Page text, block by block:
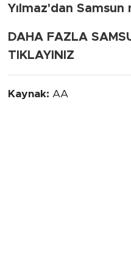
Yılmaz'dan
DAHA FAZLA
TIKLAYINIZ
Kaynak: AA